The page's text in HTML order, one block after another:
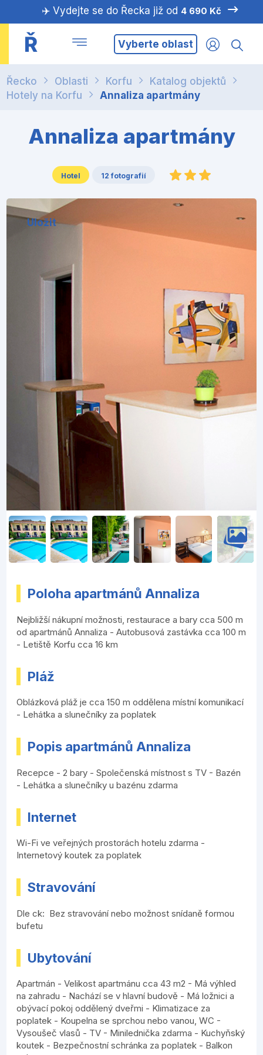
✈️ Vydejte se do Řecka již od 4 690 Kč
Ř Vyberte oblast
Řecko Oblasti Korfu
Katalog objektů
Hotely na Korfu
Annaliza apartmány
Annaliza apartmány
Hotel 12 fotografií
Uložit
Poloha apartmánů Annaliza
Nejbližší nákupní možnosti, restaurace a bary cca 500 m
od apartmánů Annaliza - Autobusová zastávka cca 100 m
- Letiště Korfu cca 16 km
Pláž
Oblázková pláž je cca 150 m oddělena místní komunikací
- Lehátka a slunečníky za poplatek
Popis apartmánů Annaliza
Recepce - 2 bary - Společenská místnost s TV - Bazén
- Lehátka a slunečníky u bazénu zdarma
Internet
Wi-Fi ve veřejných prostorách hotelu zdarma -
Internetový koutek za poplatek
Stravování
Dle ck: Bez stravování nebo možnost snídaně formou
bufetu
Ubytování
Apartmán - Velikost apartmánu cca 43 m2 - Má výhled
na zahradu - Nachází se v hlavní budově - Má ložnici a
obývací pokoj oddělený dveřmi - Klimatizace za
poplatek - Koupelna se sprchou nebo vanou, WC -
Vysoušeč vlasů - TV - Minilednička zdarma - Kuchyňský
koutek - Bezpečnostní schránka za poplatek - Balkon